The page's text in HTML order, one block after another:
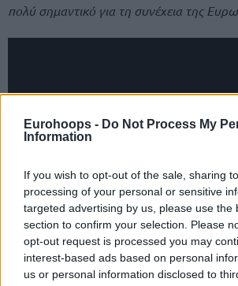
Eurohoops - Do Not Process My
Information
If you wish to opt-out of the sale, sharing
processing of your personal or sensitive
targeted advertising by us, please use the
section to confirm your selection. Please
opt-out request is processed you may
interest-based ads based on personal
us or personal information disclosed to
πολύ σημαντικό για τη συνέχεια της
Την ποιότητα της Ρεάλ όλοι την
έστω και λίγα δευτερόλεπτα ξέρουν πως